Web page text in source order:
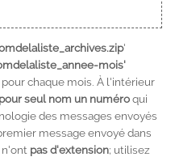
'
mois'
pour chaque mois. À l'intérieur
seul nom un numéroqui
des messages envoyés
message envoyé dans
n'ont pas d'extension; utilisez